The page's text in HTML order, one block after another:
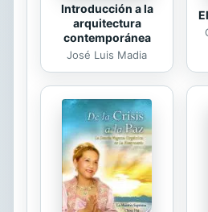
Introducción a la
arquitectura
contemporánea
José Luis Madia